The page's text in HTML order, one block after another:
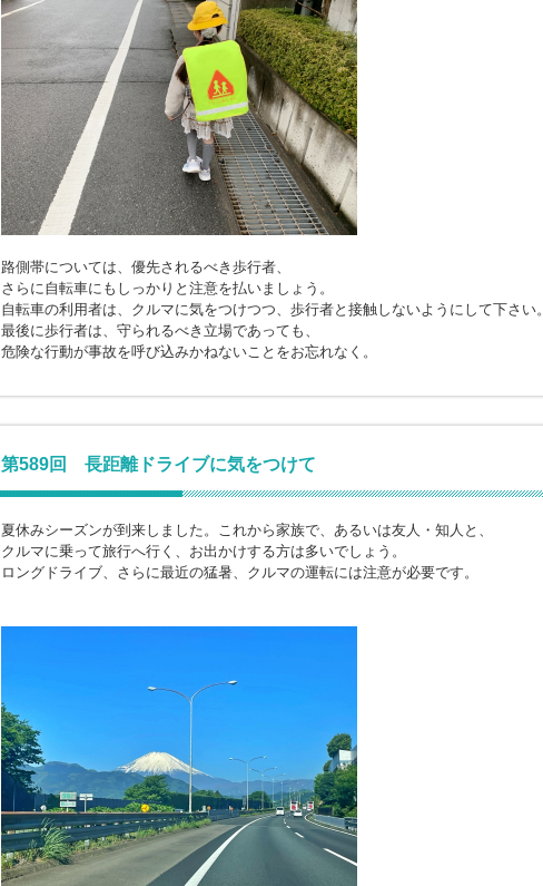
路側帯については、優先されるべき歩行者、
さらに自転車にもしっかりと注意を払いましょう。
自転車の利用者は、クルマに気をつけつつ、歩行者と接触しないようにして下さい。
最後に歩行者は、守られるべき立場であっても、
危険な行動が事故を呼び込みかねないことをお忘れなく。
第589回 長距離ドライブに気をつけて
夏休みシーズンが到来しました。これから家族で、あるいは友人・知人と、
クルマに乗って旅行へ行く、お出かけする方は多いでしょう。
ロングドライブ、さらに最近の猛暑、クルマの運転には注意が必要です。